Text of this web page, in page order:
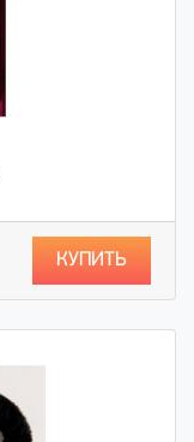
КУПИТЬ